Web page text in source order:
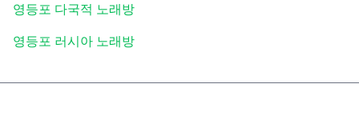
영등포 다국적 노래방
영등포 러시아 노래방